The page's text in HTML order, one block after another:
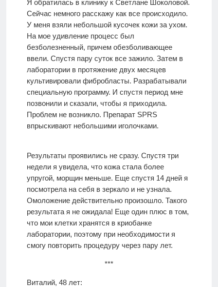
Я обратилась в клинику к Светлане Шоколовой.
Сейчас немного расскажу как все происходило.
У меня взяли небольшой кусочек кожи за ухом.
На мое удивление процесс был
безболезненный, причем обезболивающее
ввели. Спустя пару суток все зажило. Затем в
лаборатории в протяжение двух месяцев
культивировали фибробласты. Разрабатывали
специальную программу. И спустя период мне
позвонили и сказали, чтобы я приходила.
Проблем не возникло. Препарат SPRS
впрыскивают небольшими иголочками.
Результаты проявились не сразу. Спустя три
недели я увидела, что кожа стала более
упругой, морщин меньше. Еще спустя 14 дней я
посмотрела на себя в зеркало и не узнала.
Омоложение действительно произошло. Такого
результата я не ожидала! Еще один плюс в том,
что мои клетки хранятся в криобанке
лаборатории, поэтому при необходимости я
смогу повторить процедуру через пару лет.
***
Виталий, 48 лет: